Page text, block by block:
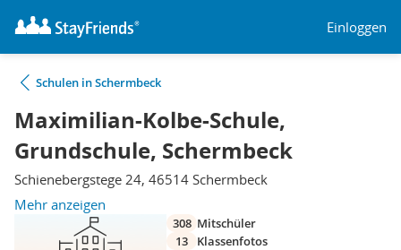
Einloggen
Schulen in Schermbeck
Maximilian-Kolbe-Schule,
Grundschule, Schermbeck
Schienebergstege 24, 46514 Schermbeck
Mehr anzeigen
308 Mitschüler
13
Klassenfotos